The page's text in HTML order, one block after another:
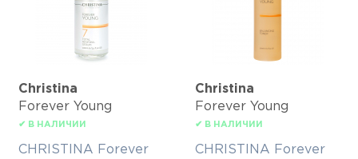
Christina
Forever Young
✔ В НАЛИЧИИ
CHRISTINA Forever
Christina
Forever Young
✔ В НАЛИЧИИ
CHRISTINA Forever